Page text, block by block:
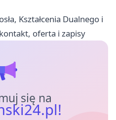
Kształcenia Dualnego i
oferta i zapisy
się na